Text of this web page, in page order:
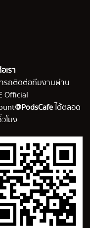
เรา
รถติดต่อทีมงานผ่าน
Official
@PodsCafeได้ตลอด
โมง